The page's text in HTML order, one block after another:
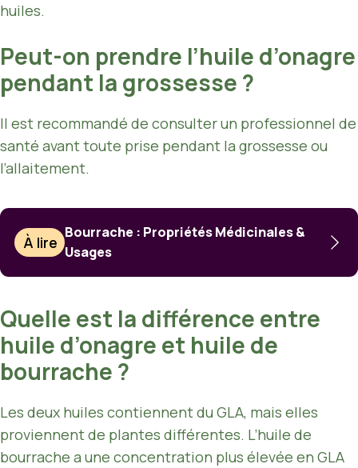
huiles.
Peut-on prendre l’huile d’onagre
pendant la grossesse ?
Il est recommandé de consulter un professionnel de
santé avant toute prise pendant la grossesse ou
l’allaitement.
À lire
Bourrache : Propriétés Médicinales &
Usages
Quelle est la différence entre
huile d’onagre et huile de
bourrache ?
Les deux huiles contiennent du GLA, mais elles
proviennent de plantes différentes. L’huile de
bourrache a une concentration plus élevée en GLA